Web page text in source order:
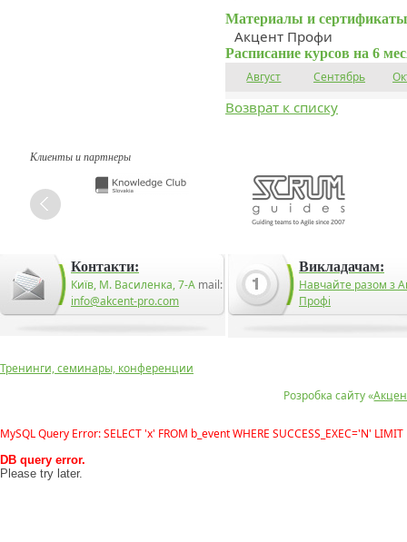
Материалы и
Акцент Профи
Расписание курсов на 6
Август Сентябрь
Возврат к списку
Клиенты и партнеры
Контакти:
Київ, М. Василенка, 7-А mail:
info@akcent-pro.com
Викладачам:
Навчайте разом з
Профі
Розробка сайту «
Тренинги, семинары, конференции
MySQL Query Error: SELECT 'x' FROM b_event WHERE SUCCESS_EXEC='N' LIMIT
DB query error.
Please try later.